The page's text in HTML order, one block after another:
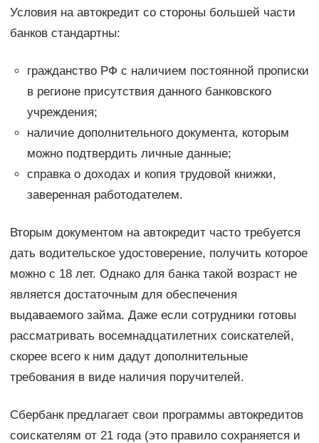
Условия на автокредит со стороны большей части
банков стандартны:
гражданство РФ с наличием постоянной прописки
в регионе присутствия данного банковского
учреждения;
наличие дополнительного документа, которым
можно подтвердить личные данные;
справка о доходах и копия трудовой книжки,
заверенная работодателем.
Вторым документом на автокредит часто требуется
дать водительское удостоверение, получить которое
можно с 18 лет. Однако для банка такой возраст не
является достаточным для обеспечения
выдаваемого займа. Даже если сотрудники готовы
рассматривать восемнадцатилетних соискателей,
скорее всего к ним дадут дополнительные
требования в виде наличия поручителей.
Сбербанк предлагает свои программы автокредитов
соискателям от 21 года (это правило сохраняется и